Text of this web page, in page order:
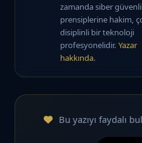
zamanda siber
prensiplerine hakim,
disiplinli bir teknoloji
profesyonelidir. Yazar
hakkında.
Bu yazıyı faydalı